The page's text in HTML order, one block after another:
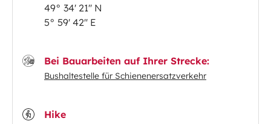
49° 34' 21'' N
5° 59' 42'' E
Bei Bauarbeiten auf Ihrer Strecke:
Bushaltestelle für Schienenersatzverkehr
Hike